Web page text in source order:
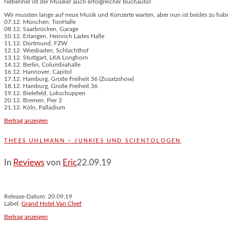
Nebenher ist der Musiker auch erfolgreicher Buchautor.
Wir mussten lange auf neue Musik und Konzerte warten, aber nun ist beides zu
07.12. München, TonHalle
08.12. Saarbrücken, Garage
10.12. Erlangen, Heinrich Lades Halle
11.12. Dortmund, FZW
12.12. Wiesbaden, Schlachthof
13.12. Stuttgart, LKA Longhorn
14.12. Berlin, Columbiahalle
16.12. Hannover, Capitol
17.12. Hamburg, Große Freiheit 36 (Zusatzshow)
18.12. Hamburg, Große Freiheit 36
19.12. Bielefeld, Lokschuppen
20.12. Bremen, Pier 2
21.12. Köln, Palladium
Beitrag anzeigen
THEES UHLMANN – JUNKIES UND SCIENTOLOGEN
In Reviews von Eric22.09.19
Release-Datum: 20.09.19
Label: Grand Hotel Van Cleef
Beitrag anzeigen